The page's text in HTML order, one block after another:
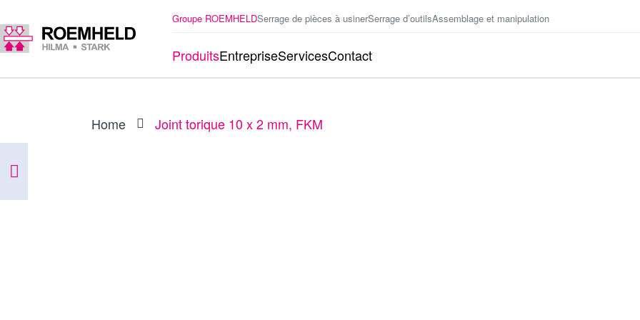
Groupe ROEMHELDSerrage de pièces à usinerSerrage d’outilsAssemblage et manipulation
ProduitsEntrepriseServicesContact
Home Joint torique 10 x 2 mm, FKM